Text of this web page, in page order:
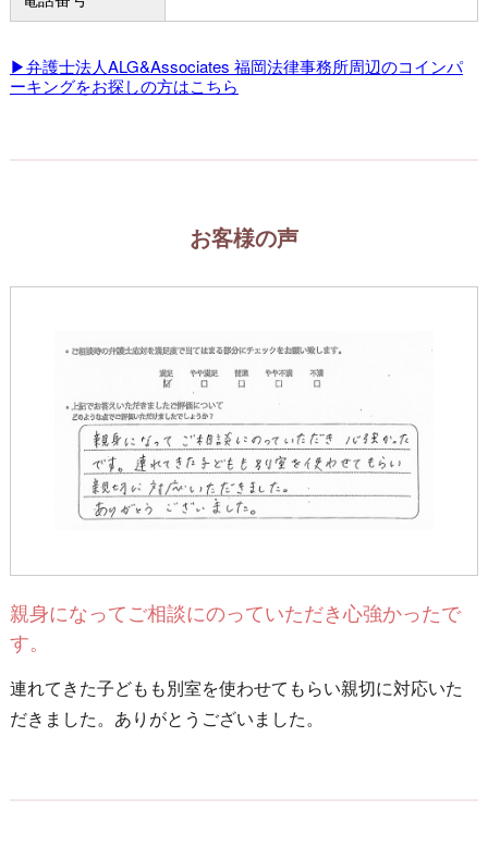
▶弁護士法人ALG&Associates 福岡法律事務所周辺のコインパ
ーキングをお探しの方はこちら
お客様の声
親身になってご相談にのっていただき心強かったで
す。
連れてきた子どもも別室を使わせてもらい親切に対応いた
だきました。ありがとうございました。